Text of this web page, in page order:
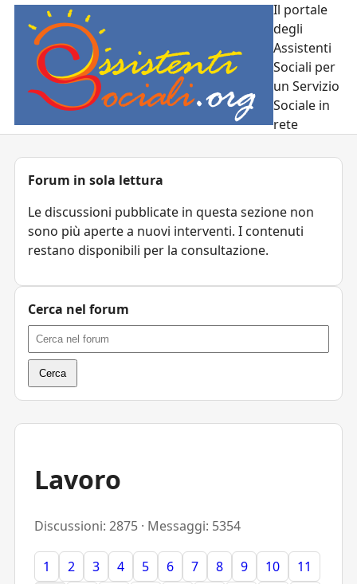
Il portale
degli
Assistenti
Sociali per
un Servizio
Sociale in
rete
Lavoro
Discussioni: 2875 · Messaggi: 5354
1 2 3 4 5 6 7 8 9 10
11
Forum in sola lettura
Le discussioni pubblicate in questa sezione non
sono più aperte a nuovi interventi. I contenuti
restano disponibili per la consultazione.
Cerca nel forum
Cerca